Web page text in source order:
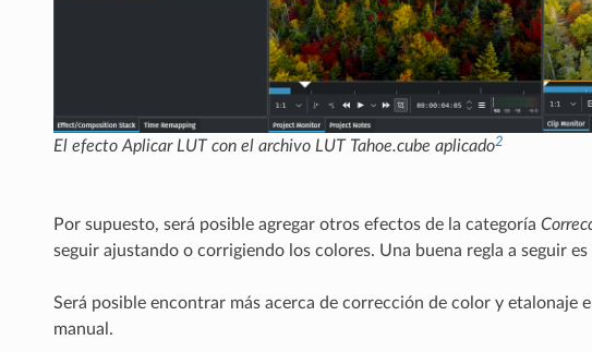
El efecto Aplicar LUTcon el archivo LUT Tahoe.cube aplicado2
Por supuesto, será posible agregar otros efectos de la categoría
seguir ajustando o corrigiendo los colores. Una buena regla a seguir es
Será posible encontrar más acerca de corrección de color y etalonaje
manual.